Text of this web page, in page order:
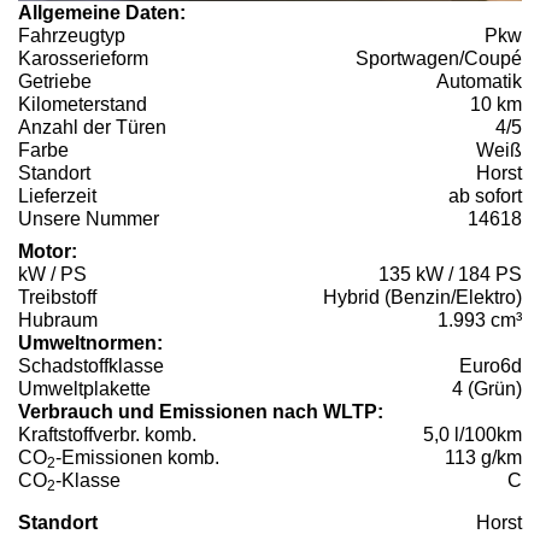
Allgemeine Daten:
Fahrzeugtyp
Pkw
Karosserieform
Sportwagen/Coupé
Getriebe
Automatik
Kilometerstand
10 km
Anzahl der Türen
4/5
Farbe
Weiß
Standort
Horst
Lieferzeit
ab sofort
Unsere Nummer
14618
Motor:
kW / PS
135 kW / 184 PS
Treibstoff
Hybrid (Benzin/Elektro)
Hubraum
1.993 cm³
Umweltnormen:
Schadstoffklasse
Euro6d
Umweltplakette
4 (Grün)
Verbrauch und Emissionen nach WLTP:
Kraftstoffverbr. komb.
5,0 l/100km
CO2-Emissionen komb.
113 g/km
CO2-Klasse C
Standort Horst